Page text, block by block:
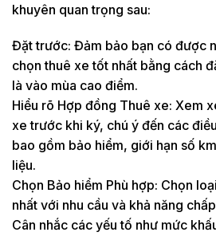
khuyên quan trọng sau:
Đặt trước: Đảm bảo bạn có được
chọn thuê xe tốt nhất bằng cách
là vào mùa cao điểm.
Hiểu rõ Hợp đồng Thuê xe: Xem
xe trước khi ký, chú ý đến các
bao gồm bảo hiểm, giới hạn số
liệu.
Chọn Bảo hiểm Phù hợp: Chọn
nhất với nhu cầu và khả năng
Cân nhắc các yếu tố như mức